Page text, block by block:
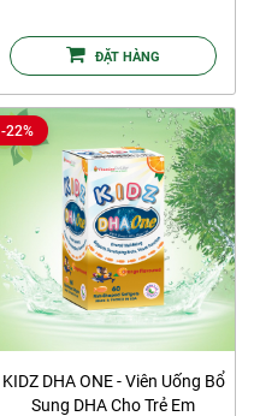
ĐẶT HÀNG
-22%
KIDZ DHA ONE - Viên Uống Bổ
Sung DHA Cho Trẻ Em